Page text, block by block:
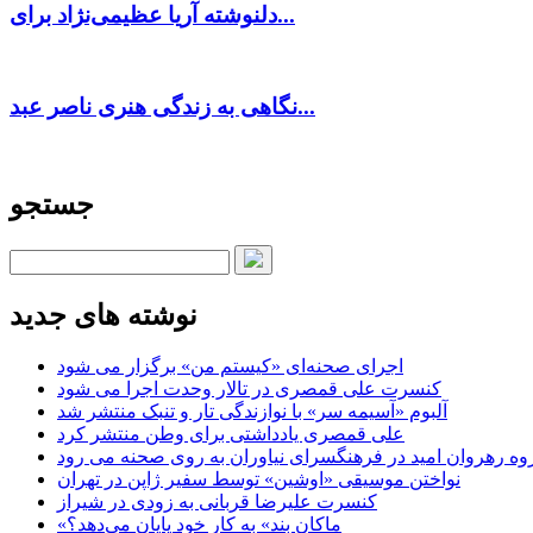
دلنوشته آریا عظیمی‌نژاد برای...
نگاهی به زندگی هنری ناصر عبد...
جستجو
نوشته های جدید
اجرای صحنه‌ای «کیستم من» برگزار می شود
کنسرت علی قمصری در تالار وحدت اجرا می شود
آلبوم «آسیمه سر» با نوازندگی تار و تنبک منتشر شد
علی قمصری یادداشتی برای وطن منتشر کرد
رهروان امید در فرهنگسرای نیاوران به روی صحنه می رود
نواختن موسیقی «اوشین» توسط سفیر ژاپن در تهران
کنسرت علیرضا قربانی به زودی در شیراز
«ماکان بند» به کار خود پایان می‌دهد؟